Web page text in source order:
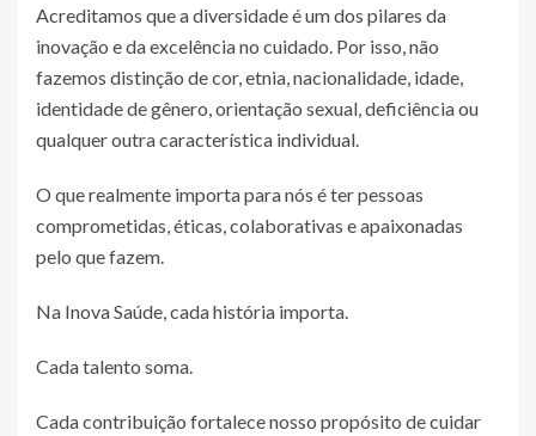
Acreditamos que a diversidade é um dos pilares da
inovação e da excelência no cuidado. Por isso, não
fazemos distinção de cor, etnia, nacionalidade, idade,
identidade de gênero, orientação sexual, deficiência ou
qualquer outra característica individual.
O que realmente importa para nós é ter pessoas
comprometidas, éticas, colaborativas e apaixonadas
pelo que fazem.
Na Inova Saúde, cada história importa.
Cada talento soma.
Cada contribuição fortalece nosso propósito de cuidar